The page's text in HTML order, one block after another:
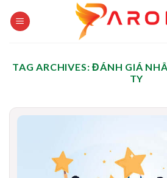
TAG ARCHIVES:ĐÁNH GIÁ
TY